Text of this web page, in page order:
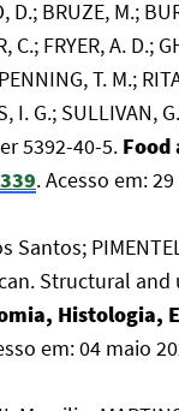
D.; BRUZE, M.;
FRYER, A. D.;
T. M.;
I. G.;
5392-40-5. Food
. Acesso em:
Santos;
Structural
Histologia,
em: 04 maio